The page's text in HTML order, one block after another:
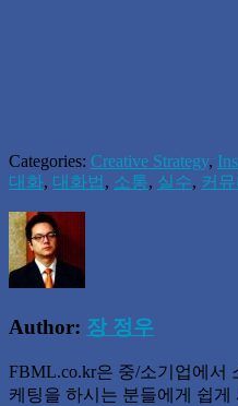
Categories: Creative Strategy,
대화, 대화법 , 소통, 실수, 커
Author: 장 정우
FBML.co.kr은 중/소기업에서
케팅을 하시는 분들에게 쉽